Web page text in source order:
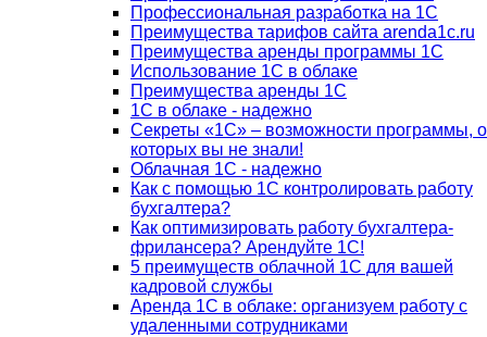
Профессиональная разработка на 1С
Преимущества тарифов сайта arenda1c.ru
Преимущества аренды программы 1С
Использование 1С в облаке
Преимущества аренды 1С
1С в облаке - надежно
Секреты «1С» – возможности программы, о
которых вы не знали!
Облачная 1С - надежно
Как с помощью 1С контролировать работу
бухгалтера?
Как оптимизировать работу бухгалтера-
фрилансера? Арендуйте 1С!
5 преимуществ облачной 1С для вашей
кадровой службы
Аренда 1С в облаке: организуем работу с
удаленными сотрудниками